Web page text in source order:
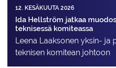
12. KESÄKUUTA 2026
Ida Hellström jatkaa
teknisessä komiteassa
Leena Laaksonen yksin- ja
teknisen komitean johtoon